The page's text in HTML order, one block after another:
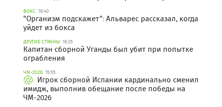
БОКС 16:40
"Организм подскажет": Альварес рассказал, когда
уйдет из бокса
ДРУГИЕ СТРАНЫ 16:25
Капитан сборной Уганды был убит при попытке
ограбления
ЧМ-2026 15:55
Игрок сборной Испании кардинально сменил
имидж, выполнив обещание после победы на
ЧМ-2026